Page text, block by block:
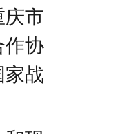
庆市
作协
家战